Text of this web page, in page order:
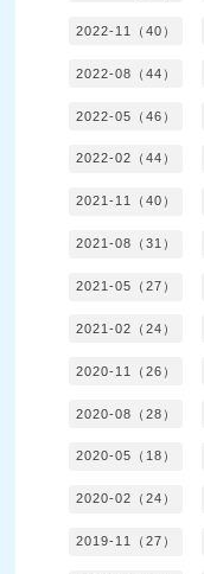
2022-11（40）
2022-08（44）
2022-05（46）
2022-02（44）
2021-11（40）
2021-08（31）
2021-05（27）
2021-02（24）
2020-11（26）
2020-08（28）
2020-05（18）
2020-02（24）
2019-11（27）